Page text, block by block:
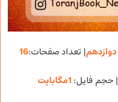
دوازدهم| تعداد صفحات:16
| حجم فایل: